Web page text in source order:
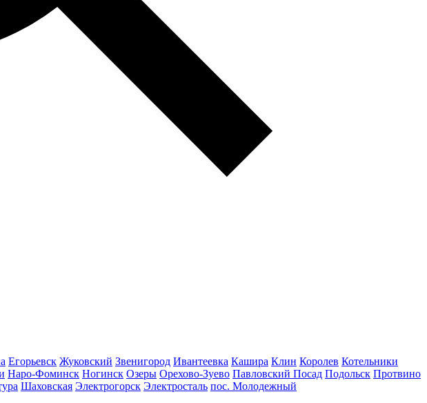
Егорьевск Жуковский Звенигород Ивантеевка Кашира Клин Королев Котельники
Наро-Фоминск Ногинск Озеры Орехово-Зуево Павловский Посад Подольск Протвино
Шаховская Электрогорск Электросталь пос. Молодежный